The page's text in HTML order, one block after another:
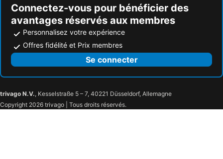
Connectez-vous pour bénéficier des
avantages réservés aux membres
Personnalisez votre expérience
Offres fidélité et Prix membres
Se connecter
trivago N.V., Kesselstraße 5 – 7, 40221 Düsseldorf, Allemagne
Copyright 2026 trivago | Tous droits réservés.